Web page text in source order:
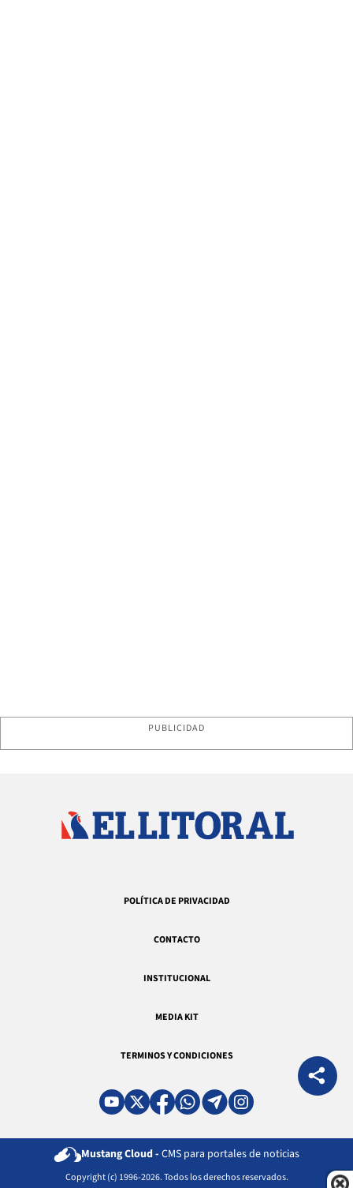
PUBLICIDAD
POLÍTICA DE PRIVACIDAD
CONTACTO
INSTITUCIONAL
MEDIA KIT
TERMINOS Y CONDICIONES
Mustang Cloud - CMS para portales de noticias
Copyright (c) 1996-2026. Todos los derechos reservados.